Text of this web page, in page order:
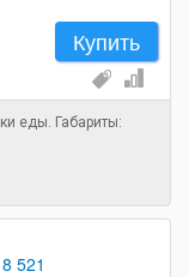
Купить
еды. Габариты:
521